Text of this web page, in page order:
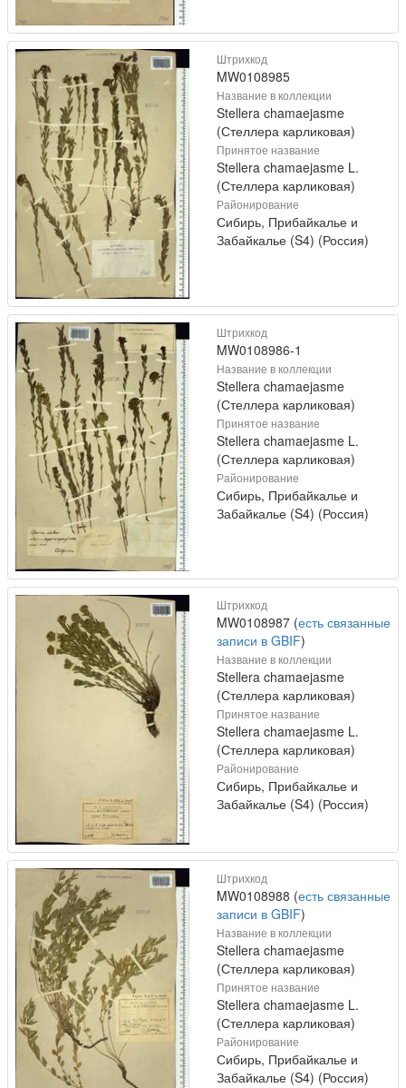
Штрихкод
MW0108985
Название в коллекции
Stellera chamaejasme
(Стеллера карликовая)
Принятое название
Stellera chamaejasme L.
(Стеллера карликовая)
Районирование
Сибирь, Прибайкалье и
Забайкалье (S4) (Россия)
Штрихкод
MW0108986-1
Название в коллекции
Stellera chamaejasme
(Стеллера карликовая)
Принятое название
Stellera chamaejasme L.
(Стеллера карликовая)
Районирование
Сибирь, Прибайкалье и
Забайкалье (S4) (Россия)
Штрихкод
MW0108987 (есть связанные
записи в GBIF)
Название в коллекции
Stellera chamaejasme
(Стеллера карликовая)
Принятое название
Stellera chamaejasme L.
(Стеллера карликовая)
Районирование
Сибирь, Прибайкалье и
Забайкалье (S4) (Россия)
Штрихкод
MW0108988 (есть связанные
записи в GBIF)
Название в коллекции
Stellera chamaejasme
(Стеллера карликовая)
Принятое название
Stellera chamaejasme L.
(Стеллера карликовая)
Районирование
Сибирь, Прибайкалье и
Забайкалье (S4) (Россия)